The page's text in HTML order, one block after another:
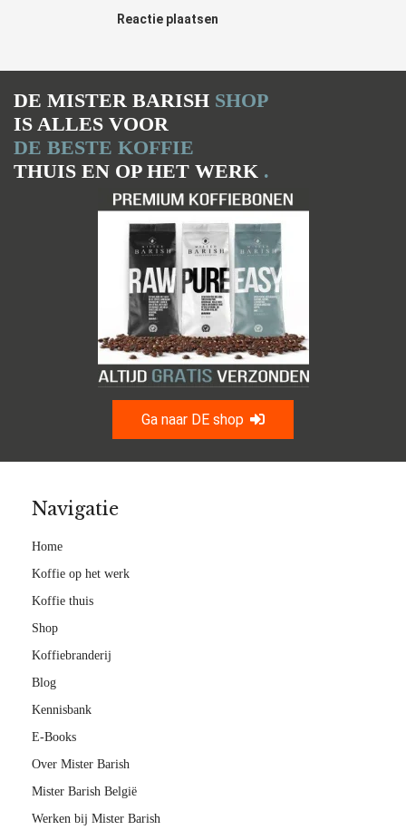
Reactie plaatsen
DE MISTER BARISH SHOP
IS ALLES VOOR
DE BESTE KOFFIE
THUIS EN OP HET WERK .
Ga naar DE shop
Navigatie
Home
Koffie op het werk
Koffie thuis
Shop
Koffiebranderij
Blog
Kennisbank
E-Books
Over Mister Barish
Mister Barish België
Werken bij Mister Barish